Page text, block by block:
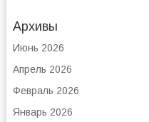
Архивы
Июнь 2026
Апрель 2026
Февраль 2026
Январь 2026